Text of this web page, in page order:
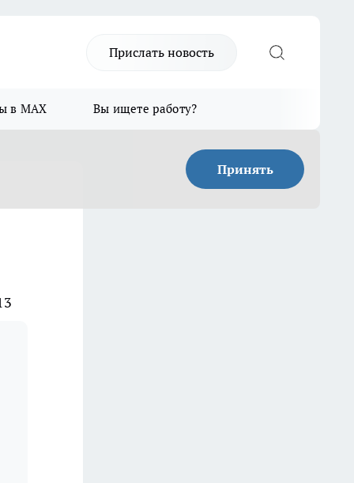
Прислать новость
в MAX Вы ищете работу?
Принять